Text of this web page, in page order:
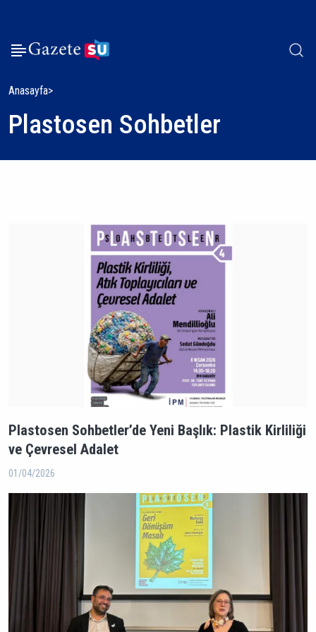
Anasayfa
Plastosen Sohbetler
Plastosen Sohbetler’de Yeni Başlık: Plastik Kirliliği
ve Çevresel Adalet
01/04/2026